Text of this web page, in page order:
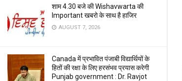
शाम 4.30 बजे की Wishavwarta की
Important खबरो के साथ है हाजिर
AUGUST 7, 2026
Canada में प्रभावित पंजाबी विद्यार्थियों के
हितों की रक्षा के लिए हरसंभव प्रयास करेगी
Punjab government : Dr. Ravjot